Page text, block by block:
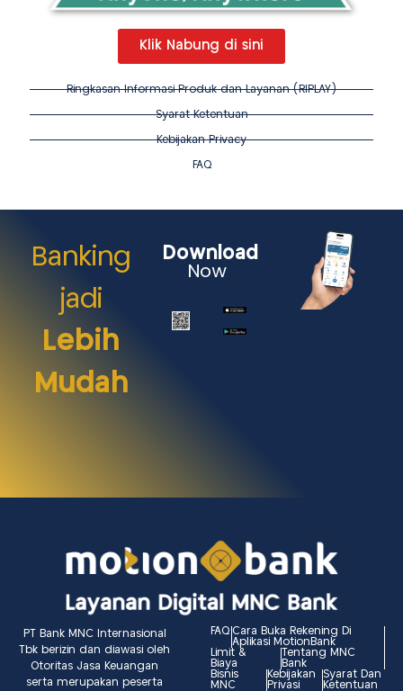
Klik Nabung di sini
Ringkasan Informasi Produk dan Layanan (RIPLAY)
Syarat Ketentuan
Kebijakan Privacy
FAQ
Banking
jadi
Lebih
Mudah
Download
Now
PT Bank MNC Internasional
Tbk berizin dan diawasi oleh
Otoritas Jasa Keuangan
serta merupakan peserta
FAQ Cara Buka Rekening Di
Aplikasi MotionBank
Limit &
Biaya
Tentang MNC
Bank
Bisnis
MNC
Kebijakan
Privasi
Syarat Dan
Ketentuan